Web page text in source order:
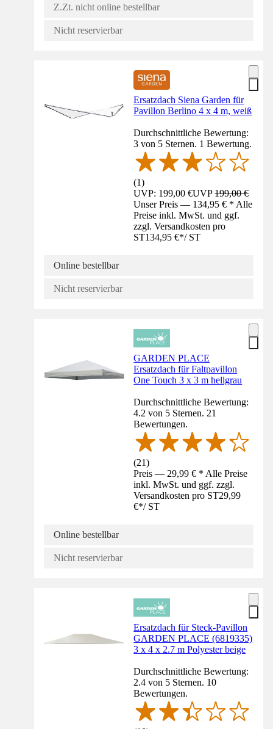
Z.Zt. nicht online bestellbar
Nicht reservierbar
Ersatzdach Siena Garden für
Pavillon Berlino 4 x 4 m, weiß
Durchschnittliche Bewertung:
3 von 5 Sternen. 1 Bewertung.
(1)
UVP: 199,00 €UVP199,00 €
Unser Preis — 134,95 € * Alle
Preise inkl. MwSt. und ggf.
zzgl. Versandkosten pro
ST134,95 €*/ ST
Online bestellbar
Nicht reservierbar
GARDEN PLACE
Ersatzdach für Faltpavillon
One Touch 3 x 3 m hellgrau
Durchschnittliche Bewertung:
4.2 von 5 Sternen. 21
Bewertungen.
(21)
Preis — 29,99 € * Alle Preise
inkl. MwSt. und ggf. zzgl.
Versandkosten pro ST29,99
€*/ ST
Online bestellbar
Nicht reservierbar
Ersatzdach für Steck-Pavillon
GARDEN PLACE (6819335)
3 x 4 x 2.7 m Polyester beige
Durchschnittliche Bewertung:
2.4 von 5 Sternen. 10
Bewertungen.